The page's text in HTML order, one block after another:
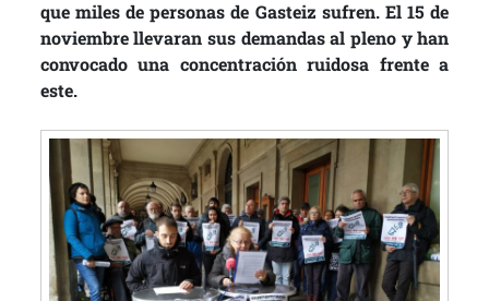
que miles de personas de Gasteiz sufren. El 15 de
noviembre llevaran sus demandas al pleno y han
convocado una concentración ruidosa frente a
este.